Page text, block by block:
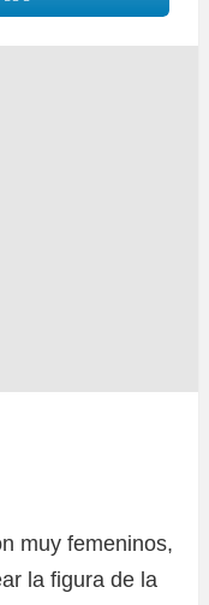
muy femeninos,
la figura de la